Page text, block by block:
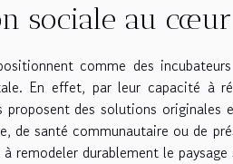
sociale au
comme des
En effet, par leur capacité à
proposent des solutions
de santé communautaire ou de
remodeler durablement le paysage